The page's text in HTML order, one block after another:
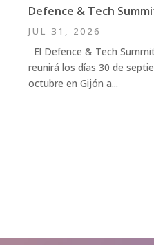
Defence & Tech
JUL 31, 2026
El Defence & Tech
reunirá los días 30 de
octubre en Gijón a...